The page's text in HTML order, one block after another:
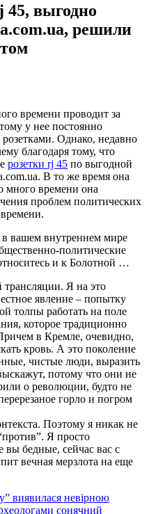
выгодно
решили
времени проводит за
у нее постоянно
Однако, недавно
благодаря тому, что
розетки rj 45 по выгодной
В то же время она
много времени она
проблем политических
вашем внутреннем мире
политические
и к Болотной …
Я на это
явление – попытку
толпы работать на поле
которое традиционно
в Кремле, очевидно,
кровь. А это поколение
чистые люди, выразить
потому что они не
о революции, будто не
горло и погром
Поэтому я никак не
Я просто
бедные, сейчас вас с
вечная мерзлота на еще
виявилася невірною
сонячний